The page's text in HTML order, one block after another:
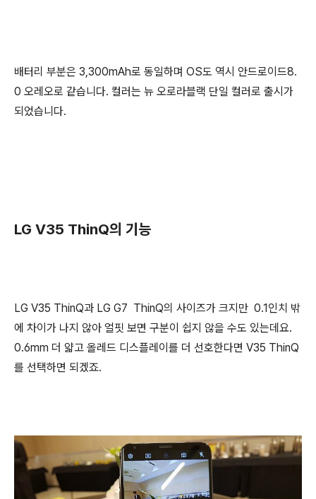
배터리 부분은 3,300mAh로 동일하며 OS도 역시 안드로이드8.
0 오레오로 같습니다. 컬러는 뉴 오로라블랙 단일 컬러로 출시가
되었습니다.
LG V35 ThinQ의 기능
LG V35 ThinQ과 LG G7 ThinQ의 사이즈가 크지만 0.1인치 밖
에 차이가 나지 않아 얼핏 보면 구분이 쉽지 않을 수도 있는데요.
0.6mm 더 얇고 올레드 디스플레이를 더 선호한다면 V35 ThinQ
를 선택하면 되겠죠.